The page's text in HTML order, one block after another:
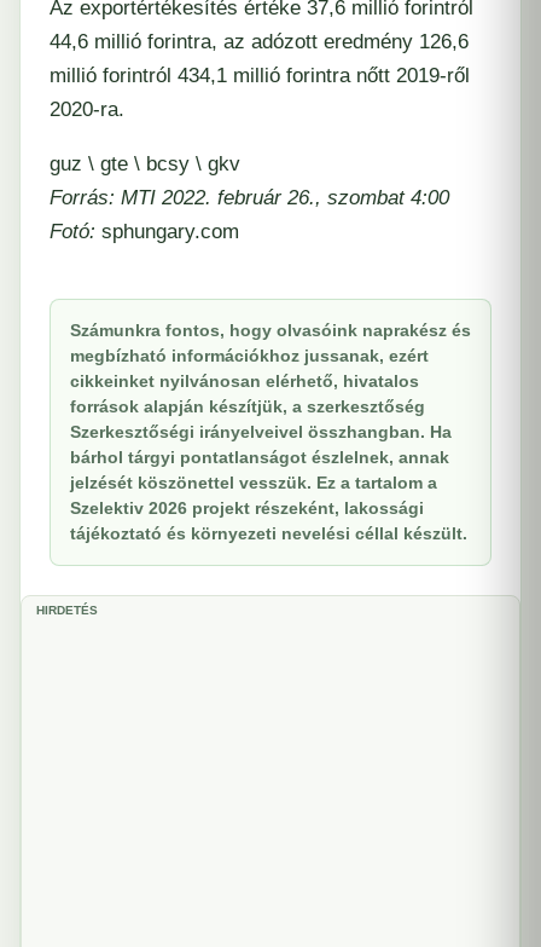
Az exportértékesítés értéke 37,6 millió forintról
44,6 millió forintra, az adózott eredmény 126,6
millió forintról 434,1 millió forintra nőtt 2019-ről
2020-ra.
guz \ gte \ bcsy \ gkv
Forrás: MTI 2022. február 26., szombat 4:00
Fotó: sphungary.com
Számunkra fontos, hogy olvasóink naprakész és
megbízható információkhoz jussanak, ezért
cikkeinket nyilvánosan elérhető, hivatalos
források alapján készítjük, a szerkesztőség
Szerkesztőségi irányelveivel összhangban. Ha
bárhol tárgyi pontatlanságot észlelnek, annak
jelzését köszönettel vesszük. Ez a tartalom a
Szelektiv 2026 projekt részeként, lakossági
tájékoztató és környezeti nevelési céllal készült.
HIRDETÉS